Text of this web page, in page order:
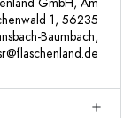
1, 56235
Baumbach,